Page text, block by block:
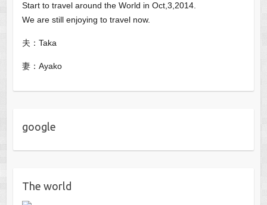
Start to travel around the World in Oct,3,2014.
We are still enjoying to travel now.
夫：Taka
妻：Ayako
google
The world